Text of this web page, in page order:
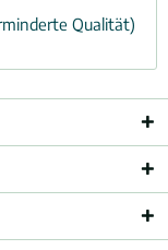
Qualität)